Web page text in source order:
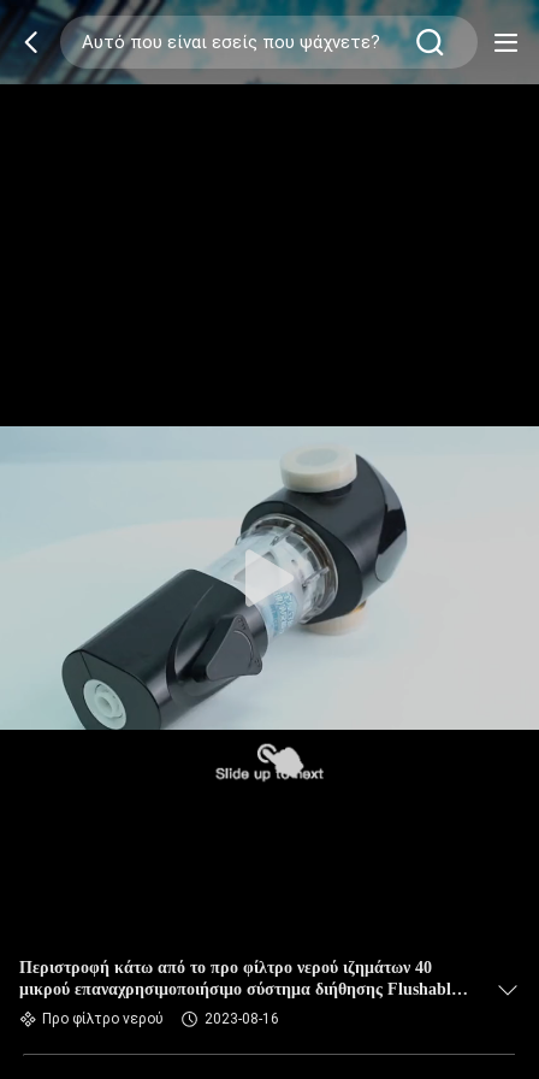
Περιστροφή κάτω από το προ φίλτρο νερού ιζημάτων 40
μικρού επαναχρησιμοποιήσιμο σύστημα διήθησης Flushable
προΠρο φίλτρο νερού 2023-08-16